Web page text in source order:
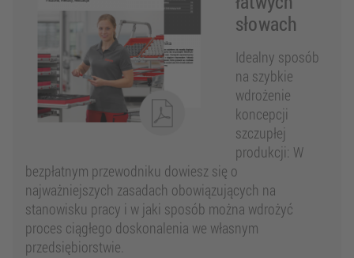
słowach
Idealny sposób
na szybkie
wdrożenie
koncepcji
szczupłej
produkcji: W
bezpłatnym przewodniku dowiesz się o
najważniejszych zasadach obowiązujących na
stanowisku pracy i w jaki sposób można wdrożyć
proces ciągłego doskonalenia we własnym
przedsiębiorstwie.